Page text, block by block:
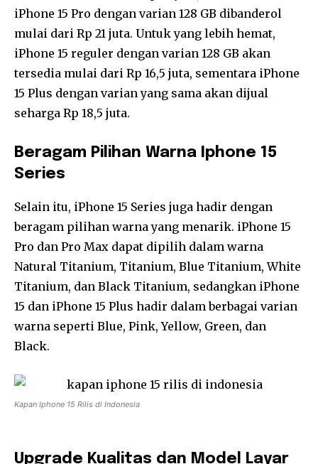
iPhone 15 Pro dengan varian 128 GB dibanderol
mulai dari Rp 21 juta. Untuk yang lebih hemat,
iPhone 15 reguler dengan varian 128 GB akan
tersedia mulai dari Rp 16,5 juta, sementara iPhone
15 Plus dengan varian yang sama akan dijual
seharga Rp 18,5 juta.
Beragam Pilihan Warna Iphone 15
Series
Selain itu, iPhone 15 Series juga hadir dengan
beragam pilihan warna yang menarik. iPhone 15
Pro dan Pro Max dapat dipilih dalam warna
Natural Titanium, Titanium, Blue Titanium, White
Titanium, dan Black Titanium, sedangkan iPhone
15 dan iPhone 15 Plus hadir dalam berbagai varian
warna seperti Blue, Pink, Yellow, Green, dan
Black.
Kapan Iphone 15 Rilis di Indonesia
Upgrade Kualitas dan Model Layar